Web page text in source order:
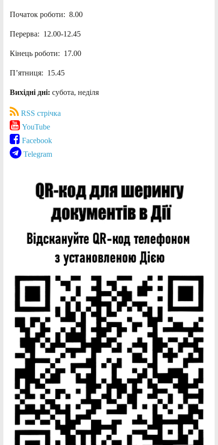
Початок роботи: 8.00
Перерва: 12.00-12.45
Кінець роботи: 17.00
П’ятниця: 15.45
Вихідні дні: субота, неділя
RSS стрічка
YouTube
Facebook
Telegram